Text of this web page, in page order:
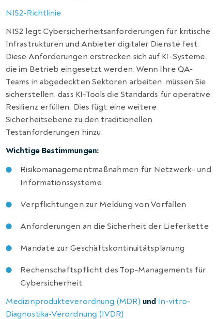
NIS2-Richtlinie
NIS2 legt Cybersicherheitsanforderungen für kritische
Infrastrukturen und Anbieter digitaler Dienste fest.
Diese Anforderungen erstrecken sich auf KI-Systeme,
die im Betrieb eingesetzt werden. Wenn Ihre QA-
Teams in abgedeckten Sektoren arbeiten, müssen Sie
sicherstellen, dass KI-Tools die Standards für operative
Resilienz erfüllen. Dies fügt eine weitere
Sicherheitsebene zu den traditionellen
Testanforderungen hinzu.
Wichtige Bestimmungen:
Risikomanagementmaßnahmen für Netzwerk- und
Informationssysteme
Verpflichtungen zur Meldung von Vorfällen
Anforderungen an die Sicherheit der Lieferkette
Mandate zur Geschäftskontinuitätsplanung
Rechenschaftspflicht des Top-Managements für
Cybersicherheit
Medizinprodukteverordnung (MDR) und In-vitro-
Diagnostika-Verordnung (IVDR)